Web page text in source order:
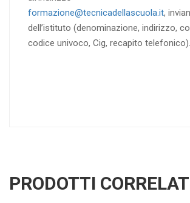
formazione@tecnicadellascuola.it,
dell’istituto (denominazione, indirizzo,
codice univoco, Cig, recapito telefonico).
PRODOTTI